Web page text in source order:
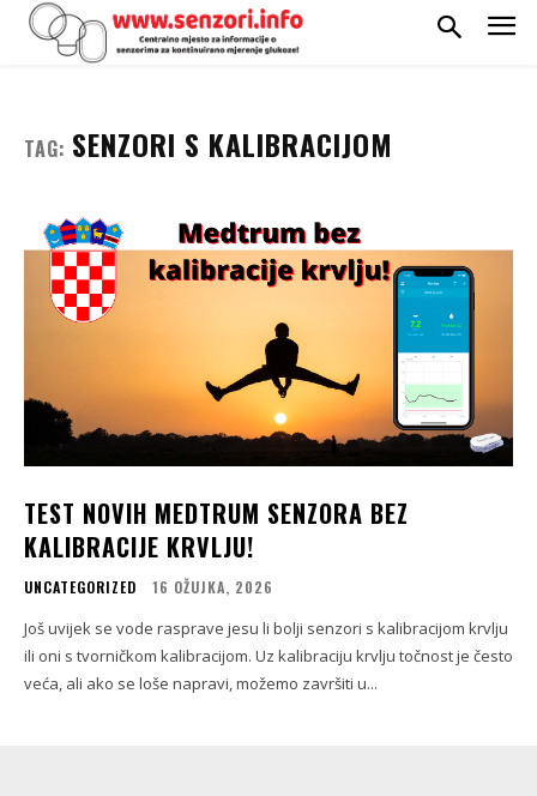
TAG: SENZORI S KALIBRACIJOM
TEST NOVIH MEDTRUM SENZORA BEZ
KALIBRACIJE KRVLJU!
UNCATEGORIZED 16 OŽUJKA, 2026
Još uvijek se vode rasprave jesu li bolji senzori s kalibracijom krvlju
ili oni s tvorničkom kalibracijom. Uz kalibraciju krvlju točnost je često
veća, ali ako se loše napravi, možemo završiti u...